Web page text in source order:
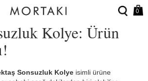
0
Kolye: Ürün
Sonsuzluk Kolye isimli ürüne